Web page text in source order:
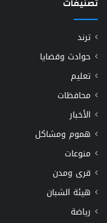
تصنيفات
ترند
حوادث وقضايا
تعليم
محافظات
الأخبار
هموم ومشاكل
منوعات
قرى ومدن
هيئة الشبان
رياضة